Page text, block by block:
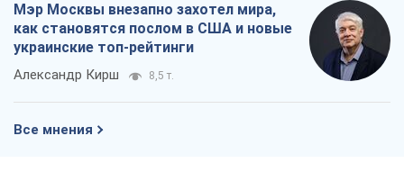
Мэр Москвы внезапно захотел мира,
как становятся послом в США и новые
украинские топ-рейтинги
Александр Кирш 8,5 т.
Все мнения